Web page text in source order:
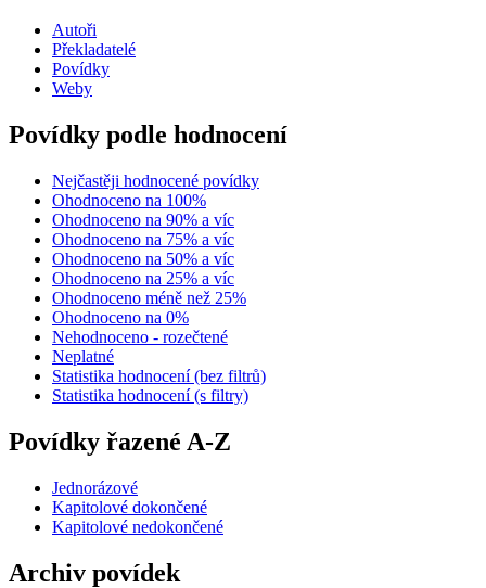
Autoři
Překladatelé
Povídky
Weby
Povídky podle hodnocení
Nejčastěji hodnocené povídky
Ohodnoceno na 100%
Ohodnoceno na 90% a víc
Ohodnoceno na 75% a víc
Ohodnoceno na 50% a víc
Ohodnoceno na 25% a víc
Ohodnoceno méně než 25%
Ohodnoceno na 0%
Nehodnoceno - rozečtené
Neplatné
Statistika hodnocení (bez filtrů)
Statistika hodnocení (s filtry)
Povídky řazené A-Z
Jednorázové
Kapitolové dokončené
Kapitolové nedokončené
Archiv povídek